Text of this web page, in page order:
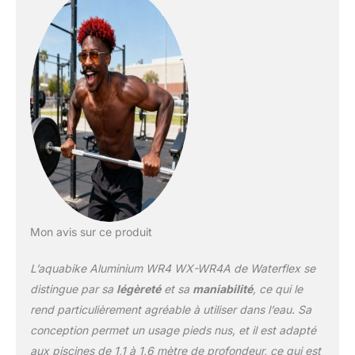
aqua double speed : ce sont les pédales qui
complètent la résistance hydraulique variable
du WR4 Air. En déployant les ailettes, la
surface de contact avec l’eau s’élargit et
l’effort de pédalage redouble Satisfaction et
garantie à 100% : chez Waterflex, nous nous
engageons à vous satisfaire à 100% en vous
offrant des produits de qualité avec un
service client adapté à votre besoin. Si vous
avez des questions concernant nos
produits, n'hésitez pas à nous contacter
Mon avis sur ce produit
L’aquabike Aluminium WR4 WX-WR4A de Waterflex se
distingue par sa légèretéet sa maniabilité, ce qui le
rend particulièrement agréable à utiliser dans l’eau. Sa
conception permet un usage pieds nus, et il est adapté
aux piscines de 1,1 à 1,6 mètre de profondeur, ce qui est